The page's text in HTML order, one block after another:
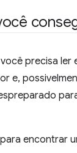
precisa
e,
encontrar